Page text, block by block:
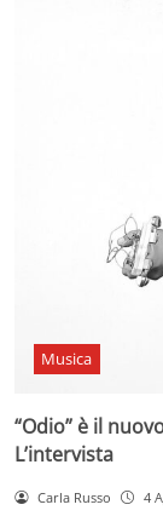
Musica
“Odio” è il
L’intervista
Carla Russo 4